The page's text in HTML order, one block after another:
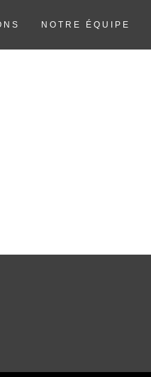
NOTRE ÉQUIPE